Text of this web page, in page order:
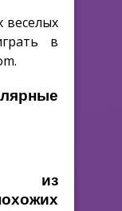
веселых
в
из